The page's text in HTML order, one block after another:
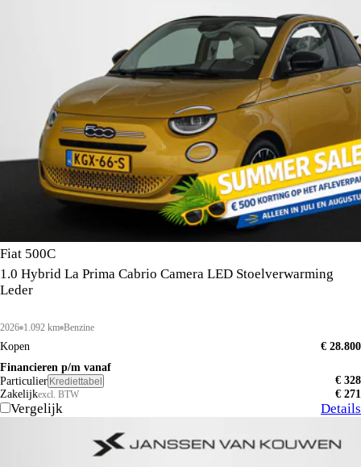
Fiat 500C
1.0 Hybrid La Prima Cabrio Camera LED Stoelverwarming
Leder
2026 1.092 km Benzine
Kopen
€ 28.800
Financieren p/m vanaf
Particulier Krediettabel
€ 328
Zakelijkexcl. BTW € 271
Vergelijk Details